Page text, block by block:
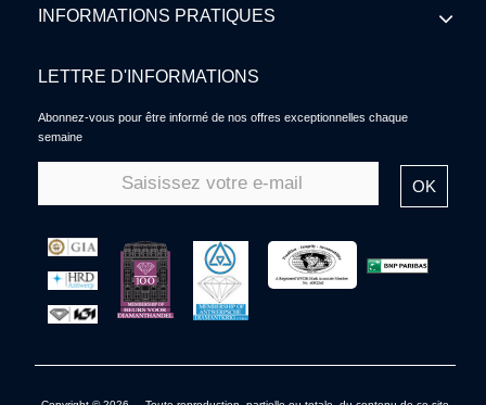
INFORMATIONS PRATIQUES
LETTRE D'INFORMATIONS
Abonnez-vous pour être informé de nos offres exceptionnelles chaque
semaine
OK